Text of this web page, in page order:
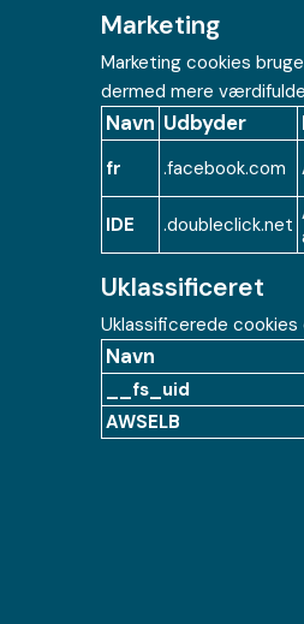
Marketing
Marketing cookies
dermed mere
Navn Udbyder
fr .facebook.com
IDE
.doubleclick.net
Uklassificeret
Uklassificerede
Navn
__fs_uid
AWSELB